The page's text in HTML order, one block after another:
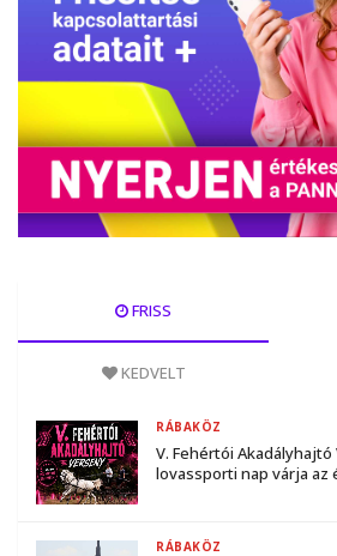
FRISS
KEDVELT
V. Fehértói Akadályhajtó
lovassporti nap várja
RÁBAKÖZ
RÁBAKÖZ